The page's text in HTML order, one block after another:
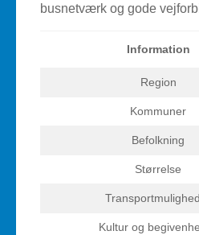
busnetværk og gode
Information
Region
Kommuner
Befolkning
Størrelse
Kultur og